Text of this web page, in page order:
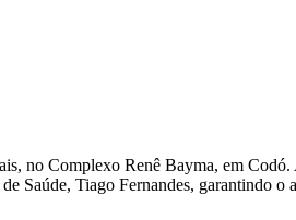
no Complexo Renê Bayma, em
Saúde, Tiago Fernandes, garantindo o